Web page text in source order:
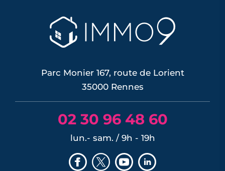
Parc Monier 167, route de Lorient
35000 Rennes
02 30 96 48 60
lun.- sam. / 9h - 19h